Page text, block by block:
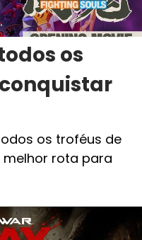
os
os troféus de
melhor rota para